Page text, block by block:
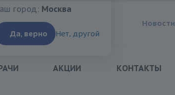
Ваш город:Москва
город: Москва
Да, верно Нет, другой
Новости
АКЦИИ КОНТАКТЫ